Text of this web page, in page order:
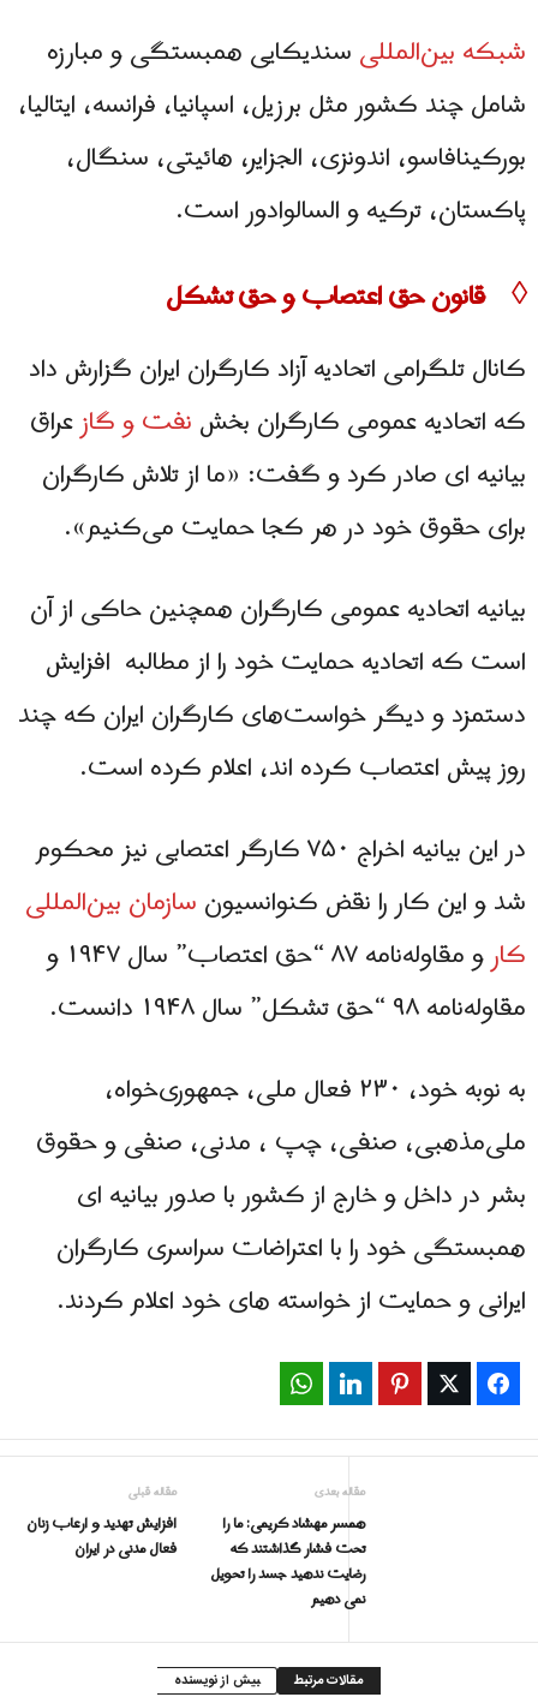
شبکه بین‌المللیسندیکایی همبستگی و مبارزه
شامل چند کشور مثل برزیل، اسپانیا، فرانسه، ایتالیا،
بورکینافاسو، اندونزی، الجزایر، هائیتی، سنگال،
پاکستان، ترکیه و السالوادور است.
◊ قانون حق اعتصاب و حق تشکل
کانال تلگرامی اتحادیه آزاد کارگران ایران گزارش داد
که اتحادیه عمومی کارگران بخشنفت و گازعراق
بیانیه ای صادر کرد و گفت: «ما از تلاش کارگران
برای حقوق خود در هر کجا حمایت می‌کنیم».
بیانیه اتحادیه عمومی کارگران همچنین حاکی از آن
است که اتحادیه حمایت خود را از مطالبه افزایش
دستمزد و دیگر خواست‌های کارگران ایران که چند
روز پیش اعتصاب کرده اند، اعلام کرده است.
در این بیانیه اخراج ۷۵۰ کارگر اعتصابی نیز محکوم
شد و این کار را نقض کنوانسیونسازمان بین‌المللی
کار
و مقاوله‌نامه ۸۷ “حق اعتصاب” سال ۱۹۴۷ و
مقاوله‌نامه ۹۸ “حق تشکل” سال ۱۹۴۸ دانست.
به نوبه خود، ۲۳۰ فعال ملی، جمهوری‌خواه،
ملی‌مذهبی، صنفی، چپ ، مدنی، صنفی و حقوق
بشر در داخل و خارج از کشور با صدور بیانیه ای
همبستگی خود را با اعتراضات سراسری کارگران
ایرانی و حمایت از خواسته های خود اعلام کردند.
Facebook
Twitter
Pinterest
LinkedIn
مقاله قبلی
افزایش تهدید و ارعاب زنان
فعال مدنی در ایران
مقاله بعدی
همسر مهشاد کریمی: ما را
تحت فشار گذاشتند که
رضایت ندهید جسد را تحویل
نمی دهیم
مقالات مرتبط بیش از نویسنده